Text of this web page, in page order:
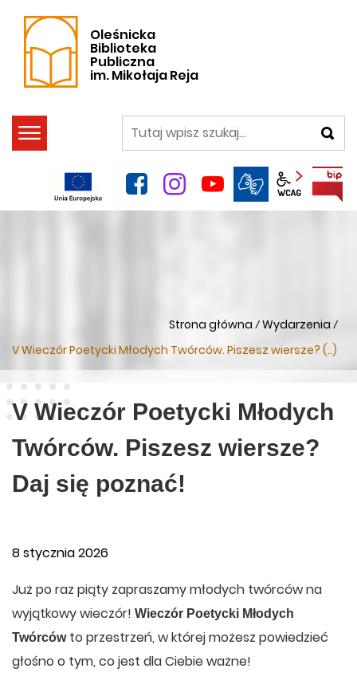
Oleśnicka
Biblioteka
Publiczna
im. Mikołaja Reja
szukaj
facebookinstagram
YouTube
Panel
Strona główna / Wydarzenia /
V Wieczór Poetycki Młodych Twórców. Piszesz wiersze? (..)
V Wieczór Poetycki Młodych
Twórców. Piszesz wiersze?
Daj się poznać!
8 stycznia 2026
Już po raz piąty zapraszamy młodych twórców na
wyjątkowy wieczór! Wieczór Poetycki Młodych
Twórcówto przestrzeń, w której możesz powiedzieć
głośno o tym, co jest dla Ciebie ważne!